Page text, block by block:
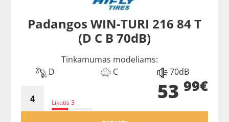
Padangos WIN-TURI 216 84 T
(D C B 70dB)
Tinkamumas modeliams:
D
C 70dB
Likutis 3 53 99€